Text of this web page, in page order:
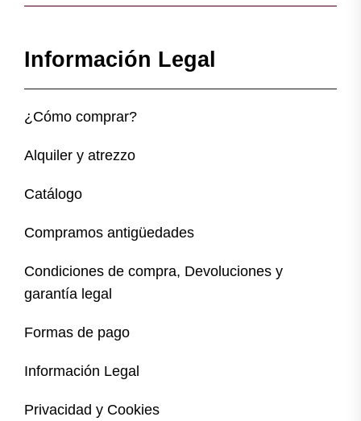
Información Legal
¿Cómo comprar?
Alquiler y atrezzo
Catálogo
Compramos antigüedades
Condiciones de compra, Devoluciones y
garantía legal
Formas de pago
Información Legal
Privacidad y Cookies